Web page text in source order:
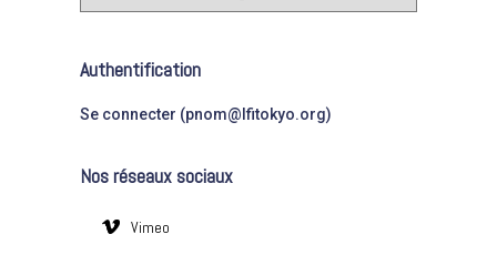
e
g
o
e
Authentification
Se connecter (pnom@lfitokyo.org)
Nos réseaux sociaux
Vimeo